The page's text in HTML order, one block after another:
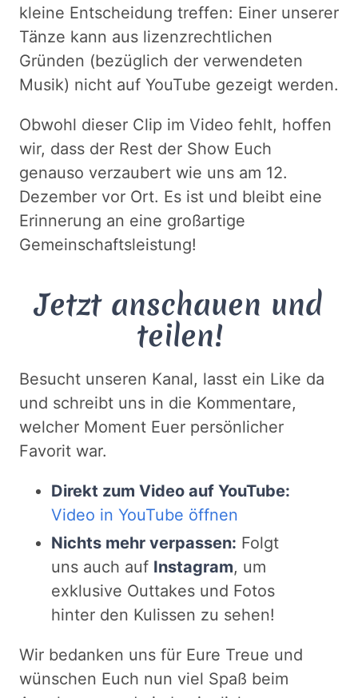
kleine Entscheidung treffen: Einer unserer
Tänze kann aus lizenzrechtlichen
Gründen (bezüglich der verwendeten
Musik) nicht auf YouTube gezeigt werden.
Obwohl dieser Clip im Video fehlt, hoffen
wir, dass der Rest der Show Euch
genauso verzaubert wie uns am 12.
Dezember vor Ort. Es ist und bleibt eine
Erinnerung an eine großartige
Gemeinschaftsleistung!
Jetzt anschauen und
teilen!
Besucht unseren Kanal, lasst ein Like da
und schreibt uns in die Kommentare,
welcher Moment Euer persönlicher
Favorit war.
Direkt zum Video auf YouTube:
Video in YouTube öffnen
Nichts mehr verpassen: Folgt
uns auch auf Instagram, um
exklusive Outtakes und Fotos
hinter den Kulissen zu sehen!
Wir bedanken uns für Eure Treue und
wünschen Euch nun viel Spaß beim